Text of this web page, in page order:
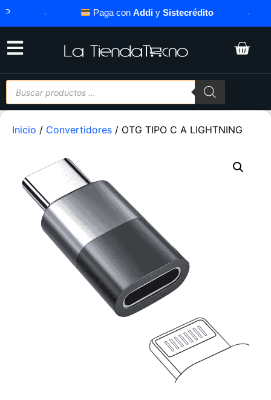
Paga conAddiySistecrédito
Inicio / Convertidores / OTG TIPO C A LIGHTNING